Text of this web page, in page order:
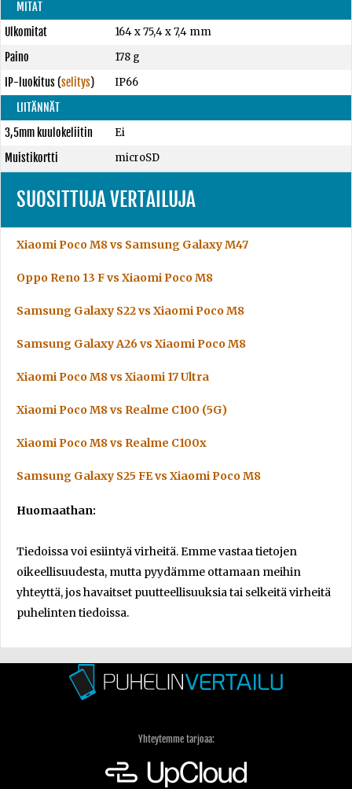
MITAT
Ulkomitat
164 x 75,4 x 7,4 mm
Paino
178 g
IP-luokitus(selitys)
IP66
LIITÄNNÄT
3,5mm kuulokeliitin
Ei
Muistikortti
microSD
SUOSITTUJA VERTAILUJA
Xiaomi Poco M8 vs Samsung Galaxy M47
Oppo Reno 13 F vs Xiaomi Poco M8
Samsung Galaxy S22 vs Xiaomi Poco M8
Samsung Galaxy A26 vs Xiaomi Poco M8
Xiaomi Poco M8 vs Xiaomi 17 Ultra
Xiaomi Poco M8 vs Realme C100 (5G)
Xiaomi Poco M8 vs Realme C100x
Samsung Galaxy S25 FE vs Xiaomi Poco M8
Huomaathan:
Tiedoissa voi esiintyä virheitä. Emme vastaa tietojen
oikeellisuudesta, mutta pyydämme ottamaan meihin
yhteyttä, jos havaitset puutteellisuuksia tai selkeitä virheitä
puhelinten tiedoissa.
Yhteytemme tarjoaa: